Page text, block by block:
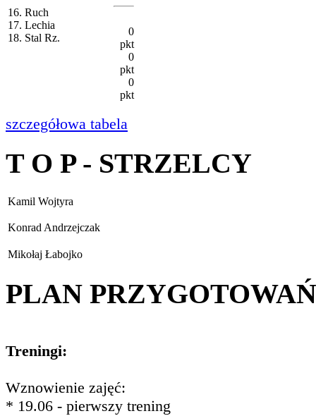
16. Ruch
17. Lechia
18. Stal Rz.
0
pkt
0
pkt
0
pkt
szczegółowa tabela
T O P - STRZELCY
Kamil Wojtyra
Konrad Andrzejczak
Mikołaj Łabojko
PLAN PRZYGOTOWAŃ
Treningi:
Wznowienie zajęć:
* 19.06 - pierwszy trening